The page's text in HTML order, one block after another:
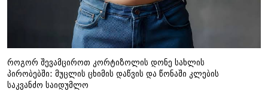
როგორ შევამციროთ კორტიზოლის დონე სახლის
პირობებში: მუცლის ცხიმის დაწვის და წონაში კლების
საკვანძო საიდუმლო